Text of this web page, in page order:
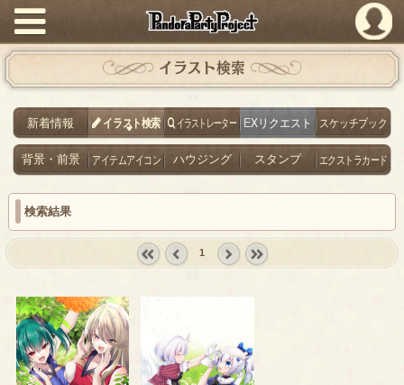
PandoraPartyProject
イラスト検索
新着情報 イラスト検索 イラストレーター EXリクエスト スケッチブック
背景・前景 アイテムアイコン ハウジング スタンプ エクストラカード
検索結果
1